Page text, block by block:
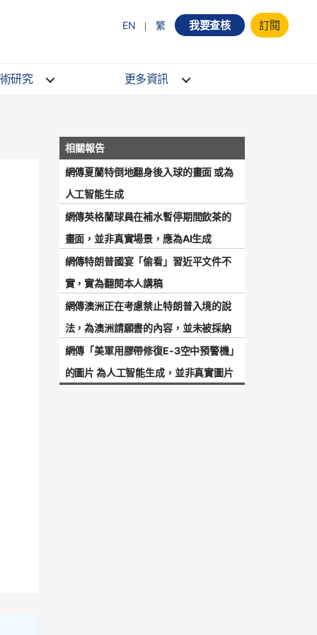
EN 繁 我要查核 訂閱
研究 更多資訊
網傳夏蘭特倒地翻身後入球的畫面 或為
人工智能生成
網傳英格蘭球員在補水暫停期間飲茶的
畫面，並非真實場景，應為AI生成
網傳特朗普國宴「偷看」習近平文件不
實，實為翻閱本人講稿
網傳澳洲正在考慮禁止特朗普入境的說
法，為澳洲請願書的內容，並未被採納
網傳「美軍用膠帶修復E-3空中預警機」
的圖片 為人工智能生成，並非真實圖片